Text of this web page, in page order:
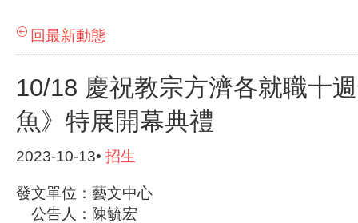
回最新動態
10/18 慶祝教宗方濟各就職十
魚》特展開幕典禮
2023-10-13• 招生
發文單位：藝文中心
公告人：陳毓宏